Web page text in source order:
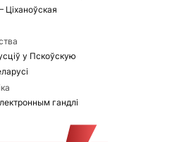
Ціханоўская
у Пскоўскую
гандлі